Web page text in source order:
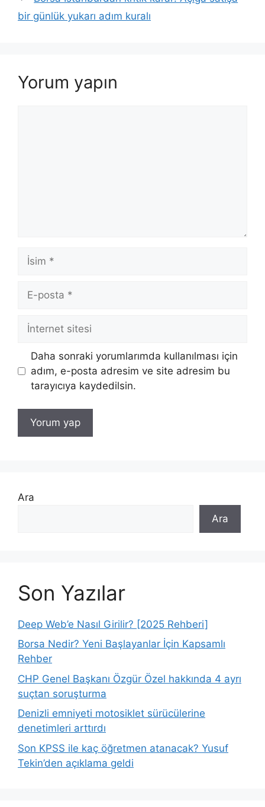
bir günlük yukarı adım kuralı
Yorum yapın
İsim
posta
İnternet
Daha sonraki yorumlarımda kullanılması için
adım, e-posta adresim ve site adresim bu
tarayıcıya kaydedilsin.
Ara
Ara
Son Yazılar
Deep Web’e Nasıl Girilir? [2025 Rehberi]
Borsa Nedir? Yeni Başlayanlar İçin Kapsamlı
Rehber
CHP Genel Başkanı Özgür Özel hakkında 4 ayrı
suçtan soruşturma
Denizli emniyeti motosiklet sürücülerine
denetimleri arttırdı
Son KPSS ile kaç öğretmen atanacak? Yusuf
Tekin’den açıklama geldi